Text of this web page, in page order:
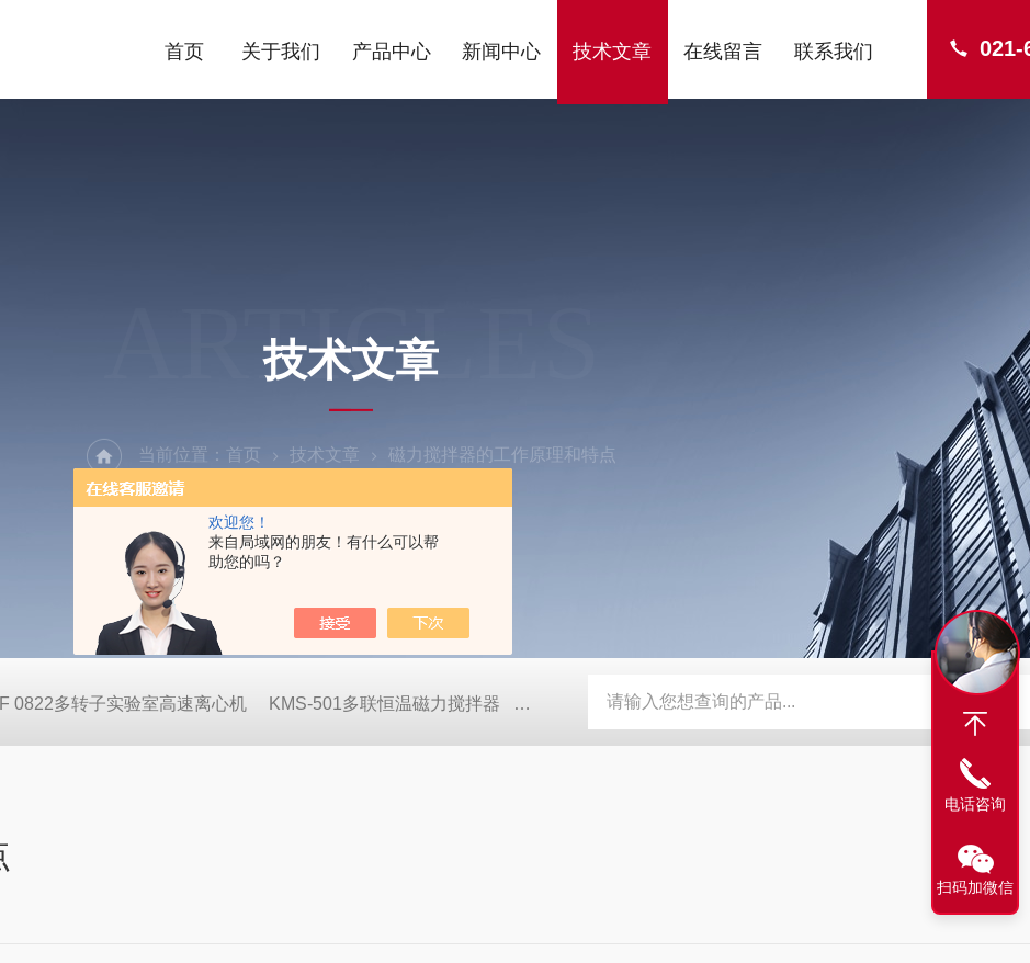
欢迎您！
来自局域网的朋友！有什么可以帮
助您的吗？
021-
首页 关于我们 产品中心 新闻中心 技术文章 在线留言 联系我们
ARTICLES
技术文章
当前位置： 首页 技术文章 磁力搅拌器的工作原理和特点
0822多转子实验室高速离心机 KMS-501多联恒温磁力搅拌器 SG-3039系列数显恒温测速电动搅拌器
电话咨询
扫码加微信